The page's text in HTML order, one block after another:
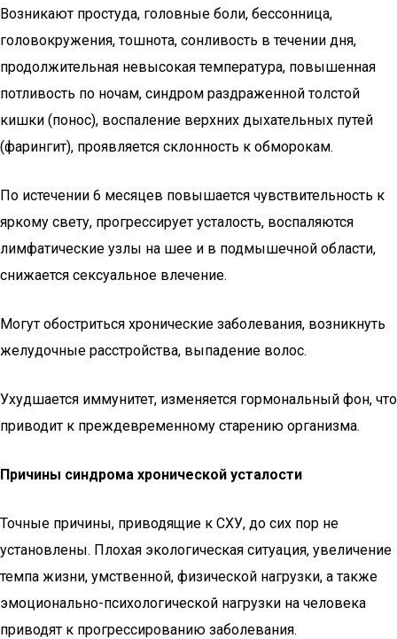
Возникают простуда, головные боли, бессонница,
головокружения, тошнота, сонливость в течении дня,
продолжительная невысокая температура, повышенная
потливость по ночам, синдром раздраженной толстой
кишки (понос), воспаление верхних дыхательных путей
(фарингит), проявляется склонность к обморокам.
По истечении 6 месяцев повышается чувствительность к
яркому свету, прогрессирует усталость, воспаляются
лимфатические узлы на шее и в подмышечной области,
снижается сексуальное влечение.
Могут обостриться хронические заболевания, возникнуть
желудочные расстройства, выпадение волос.
Ухудшается иммунитет, изменяется гормональный фон, что
приводит к преждевременному старению организма.
Причины синдрома хронической усталости
Точные причины, приводящие к СХУ, до сих пор не
установлены. Плохая экологическая ситуация, увеличение
темпа жизни, умственной, физической нагрузки, а также
эмоционально-психологической нагрузки на человека
приводят к прогрессированию заболевания.